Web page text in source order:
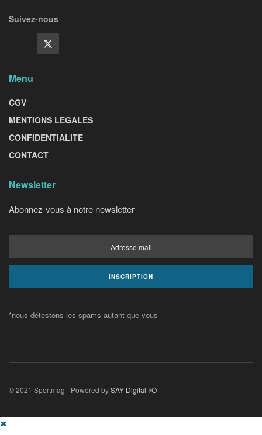
Suivez-nous
Menu
CGV
MENTIONS LEGALES
CONFIDENTIALITE
CONTACT
Newsletter
Abonnez-vous à notre newsletter
*nous détestons les spams autant que vous
© 2021 Sportmag - Powered bySAY Digital I/O
✖